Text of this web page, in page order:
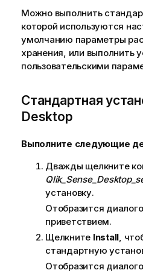
Можно выполнить
которой используются
умолчанию параметры
хранения, или выполнить
пользовательскими
Стандартная
Desktop
Выполните следующие
Дважды щелкните
установку.
Отобразится
приветствием.
Щелкните Install,
стандартную
Отобразится